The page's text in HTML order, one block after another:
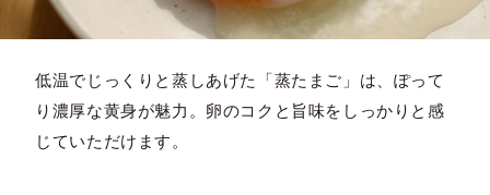
低温でじっくりと蒸しあげた「蒸たまご」は、ぽって
り濃厚な黄身が魅力。卵のコクと旨味をしっかりと感
じていただけます。